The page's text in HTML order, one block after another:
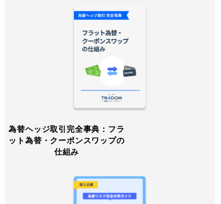
為替ヘッジ取引完全事典：フラ
ット為替・クーポンスワップの
仕組み